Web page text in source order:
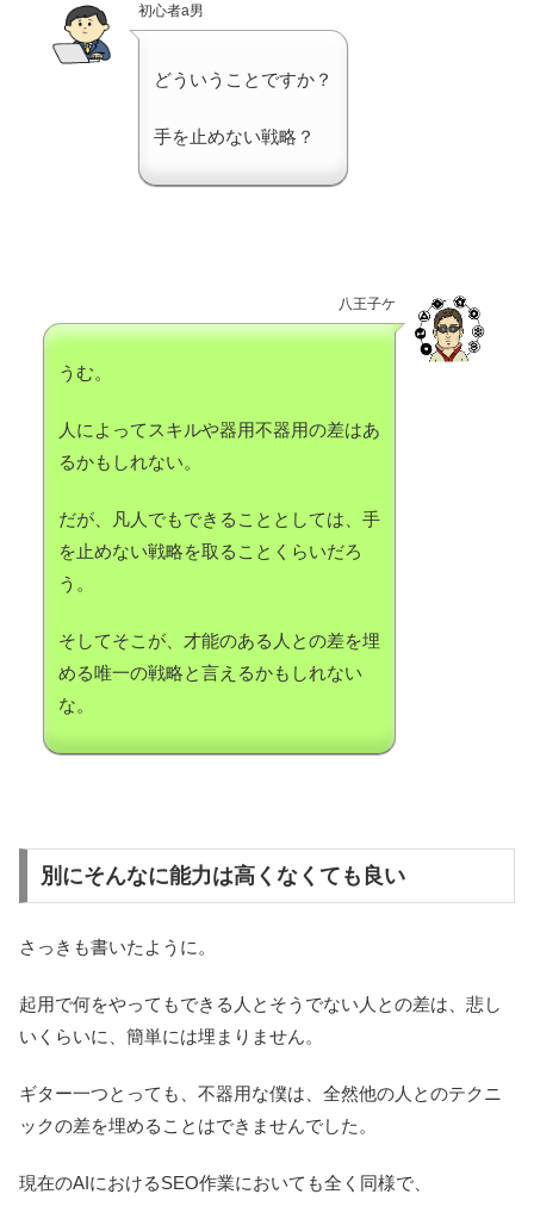
初心者a男
どういうことですか？
手を止めない戦略？
八王子ケ
うむ。
人によってスキルや器用不器用の差はあ
るかもしれない。
だが、凡人でもできることとしては、手
を止めない戦略を取ることくらいだろ
う。
そしてそこが、才能のある人との差を埋
める唯一の戦略と言えるかもしれない
な。
別にそんなに能力は高くなくても良い
さっきも書いたように。
起用で何をやってもできる人とそうでない人との差は、悲し
いくらいに、簡単には埋まりません。
ギター一つとっても、不器用な僕は、全然他の人とのテクニ
ックの差を埋めることはできませんでした。
現在のAIにおけるSEO作業においても全く同様で、